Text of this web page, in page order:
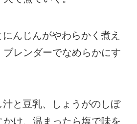
んじんがやわらかく煮え
レンダーでなめらかにす
と豆乳、しょうがのしぼ
かけ、温まったら塩で味を